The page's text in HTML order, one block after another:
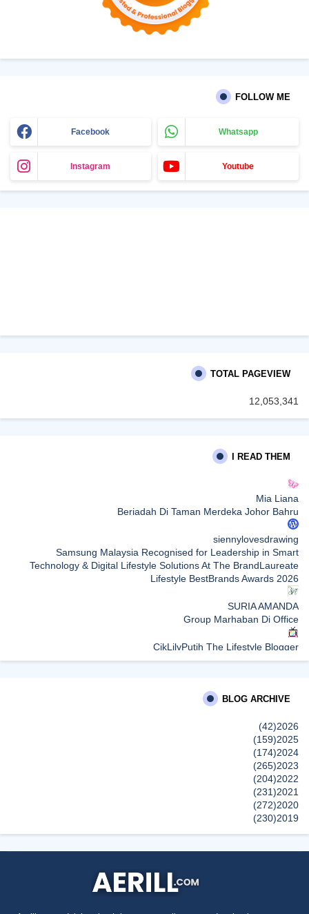
FOLLOW ME
Facebook Whatsapp
Instagram Youtube
TOTAL PAGEVIEW
12,053,341
I READ THEM
Mia Liana
Beriadah Di Taman Merdeka Johor Bahru
siennylovesdrawing
Samsung Malaysia Recognised for Leadership in Smart
Technology & Digital Lifestyle Solutions At The BrandLaureate
Lifestyle BestBrands Awards 2026
SURIA AMANDA
Group Marhaban Di Office
CikLilyPutih The Lifestyle Blogger
What to Read After Watching The Odyssey: Kobo’s Reading
Farhana Jafri
إظهار الكل
BLOG ARCHIVE
2026
(42)
2025
(159)
2024
(174)
2023
(265)
2022
(204)
2021
(231)
2020
(272)
2019
(230)